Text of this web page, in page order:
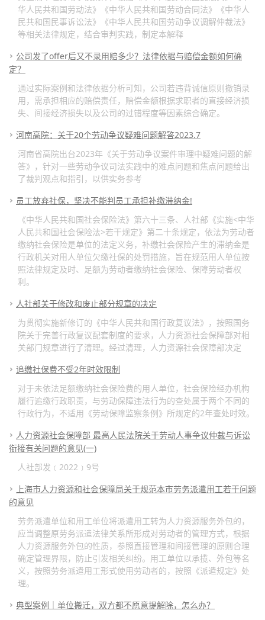
华人民共和国劳动法》《中华人民共和国劳动合同法》《中华人
民共和国民事诉讼法》《中华人民共和国劳动争议调解仲裁法》
等相关法律规定，结合审判实践，制定本解释
公司发了offer后又不录用赔多少？法律依据与赔偿金额如何确
定？
通过实际案例和法律依据分析可知，公司若违背诚信原则撤销录
用，需承担相应的赔偿责任，赔偿金额根据求职者的直接经济损
失、间接经济损失以及公司的过错程度等因素综合确定。
河南高院：关于20个劳动争议疑难问题解答2023.7
河南省高院出台2023年《关于劳动争议案件审理中疑难问题的解
答》，针对一些劳动争议司法实践中的难点问题和焦点问题给出
了裁判观点和指引，以供实务参考
员工放弃社保，坚决不能判员工承担补缴滞纳金!
《中华人民共和国社会保险法》第六十三条、人社部《实施<中华
人民共和国社会保险法>若干规定》第二十条规定，依法为劳动者
缴纳社会保险是单位的法定义务，补缴社会保险产生的滞纳金是
行政机关对用人单位欠缴社保的处罚措施，旨在规范用人单位按
照法律规定及时、足额为劳动者缴纳社会保险、保障劳动者权
利。
人社部关于修改和废止部分规章的决定
为贯彻实施新修订的《中华人民共和国行政复议法》，按照国务
院关于完善行政复议配套制度的要求，人力资源社会保障部对相
关部门规章进行了清理。经过清理，人力资源社会保障部决定
追缴社保费不受2年时效限制
对于未依法足额缴纳社会保险费的用人单位，社会保险经办机构
履行追缴行政职责，与劳动保障违法行为的查处属于两个不同的
行政行为，不适用《劳动保障监察条例》所规定的2年查处时效。
人力资源社会保障部 最高人民法院关于劳动人事争议仲裁与诉讼
衔接有关问题的意见(一)
人社部发﹝2022﹞9号
上海市人力资源和社会保障局关于规范本市劳务派遣用工若干问题
的意见
劳务派遣单位和用工单位将派遣用工转为人力资源服务外包的，
应当调整原劳务派遣法律关系所形成对劳动者的管理方式，根据
人力资源服务外包的性质，参照直接管理和间接管理的原则合理
确定管理界限，防止引发相关纠纷。用工单位以承揽、外包等名
义，按照劳务派遣用工形式使用劳动者的，按照《派遣规定》处
理。
典型案例｜单位搬迁，双方都不愿意提解除，怎么办？